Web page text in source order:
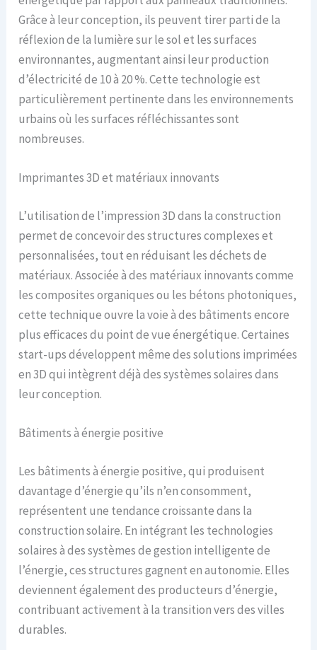
Grâce à leur conception, ils peuvent tirer parti de la
réflexion de la lumière sur le sol et les surfaces
environnantes, augmentant ainsi leur production
d’électricité de 10 à 20 %. Cette technologie est
particulièrement pertinente dans les environnements
urbains où les surfaces réfléchissantes sont
nombreuses.
Imprimantes 3D et matériaux innovants
L’utilisation de l’impression 3D dans la construction
permet de concevoir des structures complexes et
personnalisées, tout en réduisant les déchets de
matériaux. Associée à des matériaux innovants comme
les composites organiques ou les bétons photoniques,
cette technique ouvre la voie à des bâtiments encore
plus efficaces du point de vue énergétique. Certaines
start-ups développent même des solutions imprimées
en 3D qui intègrent déjà des systèmes solaires dans
leur conception.
Bâtiments à énergie positive
Les bâtiments à énergie positive, qui produisent
davantage d’énergie qu’ils n’en consomment,
représentent une tendance croissante dans la
construction solaire. En intégrant les technologies
solaires à des systèmes de gestion intelligente de
l’énergie, ces structures gagnent en autonomie. Elles
deviennent également des producteurs d’énergie,
contribuant activement à la transition vers des villes
durables.